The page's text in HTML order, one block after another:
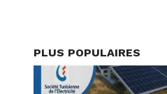
PLUS POPULAIRES